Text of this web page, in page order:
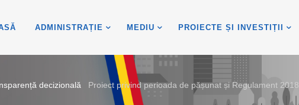
ADMINISTRAȚIE MEDIU PROIECTE ȘI INVESTIȚII
decizională Proiect privind perioada de pășunat și Regulament 2018